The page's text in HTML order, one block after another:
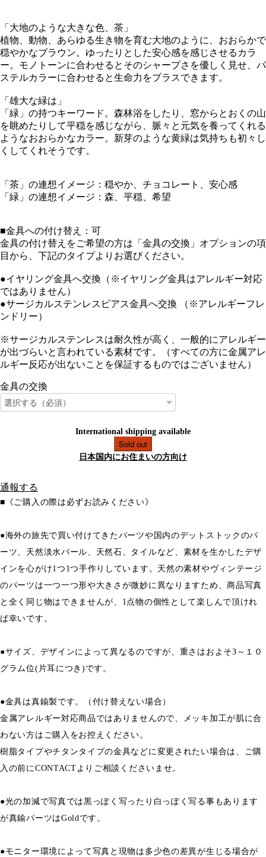
「大地のような大きな色、茶」
植物、動物、あらゆる生き物を育む大地のように、おおらかで
穏やかなブラウン。ゆったりとした安心感を感じさせるカラ
ー。モノトーンに合わせるとそのシャープさを優しく見せ、パ
ステルカラーに合わせると生命力をプラスできます。
「雄大な緑は」
「緑」の持つキーワード。森林浴をしたり、窓からとおくの山
を眺めたりして平穏を感じながら、脈々と元気を養ってくれる
ようなおおらかなカラー。新芽のような黄緑は気持ちも初々し
くしてくれそうです。
「茶」の連想イメージ：穏やか、チョコレート、安心感
「緑」の連想イメージ：森、平穏、希望
■金具への付け替え：可
金具の付け替えをご希望の方は「金具の交換」オプションの項
目から、下記のタイプよりお選びください。
●イヤリング金具へ交換（※イヤリング金具はアレルギー対応
ではありません）
●サージカルステンレスピアス金具へ交換 （※アレルギーフレ
ンドリー）
※サージカルステンレスは耐久性が高く、一般的にアレルギー
が出づらいと言われている素材です。（すべての方に金属アレ
ルギー反応が出ないことを保証するものではございません）
金具の交換
International shipping available
Sold out
日本国内にお住まいの方向け
通報する
■《ご購入の際は必ずお読みください》
●海外の旅先で買い付けてきたパーツや国内のデットストックのパ
ーツ、天然淡水パール、天然石、タイルなど、素材を生かしたデザ
インを心がけ1つ1つ手作りしています。天然の素材やヴィンテージ
のパーツは一つ一つ形や大きさが微妙に異なりますため、商品写真
と全く同じ物はできませんが、1点物の個性として楽しんで頂けれ
ば幸いです。
●サイズ、デザインによって異なるのですが、重さはおよそ3～１０
グラム位(片耳につき)です。
●金具は真鍮製です。（付け替えない場合）
金属アレルギー対応商品ではありませんので、メッキ加工が肌に合
わない方はご購入をお控えください。
樹脂タイプやチタンタイプの金具などに変更されたい場合は、ご購
入の前にCONTACTよりご相談くださいませ。
●光の加減で写真では黒っぽく写ったり白っぽく写る事もあります
が真鍮パーツはGoldです。
●モニター環境によって写真と現物は多少色の差異が生じる場合が